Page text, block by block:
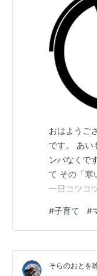
おはようご
です。 あい
ンパなくで
て その「寒
一日コツコ
ス。 普段は
になってい
#子育て #
そらのおとを